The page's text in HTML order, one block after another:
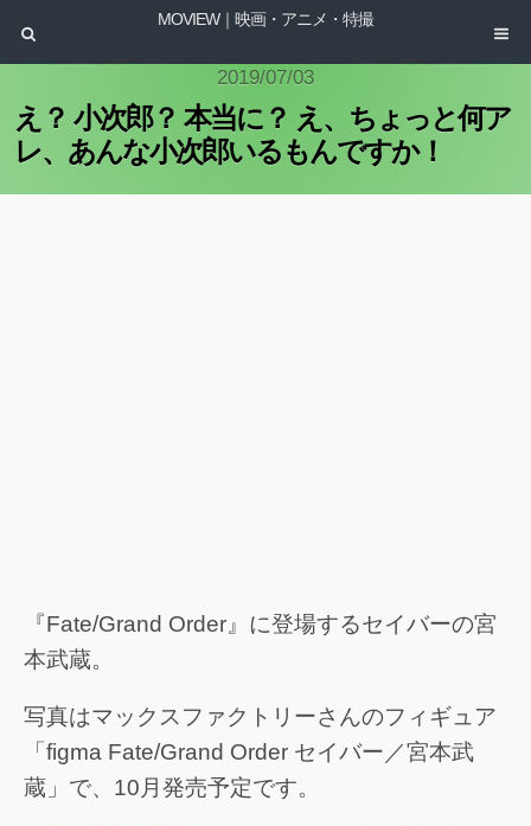
MOVIEW｜映画・アニメ・特撮
2019/07/03
え？ 小次郎？ 本当に？ え、ちょっと何ア
レ、あんな小次郎いるもんですか！
『Fate/Grand Order』に登場するセイバーの宮
本武蔵。
写真はマックスファクトリーさんのフィギュア
「figma Fate/Grand Order セイバー／宮本武
蔵」で、10月発売予定です。